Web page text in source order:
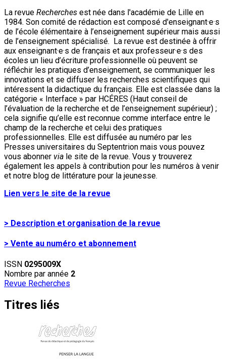
La revue Recherches est née dans l'académie de Lille en
1984. Son comité de rédaction est composé d'enseignant·e·s
de l’école élémentaire à l’enseignement supérieur mais aussi
de l’enseignement spécialisé. La revue est destinée à offrir
aux enseignant·e·s de français et aux professeur·e·s des
écoles un lieu d’écriture professionnelle où peuvent se
réfléchir les pratiques d’enseignement, se communiquer les
innovations et se diffuser les recherches scientifiques qui
intéressent la didactique du français. Elle est classée dans la
catégorie « Interface » par HCÉRES (Haut conseil de
l’évaluation de la recherche et de l’enseignement supérieur) ;
cela signifie qu’elle est reconnue comme interface entre le
champ de la recherche et celui des pratiques
professionnelles. Elle est diffusée au numéro par les
Presses universitaires du Septentrion mais vous pouvez
vous abonner via le site de la revue. Vous y trouverez
également les appels à contribution pour les numéros à venir
et notre blog de littérature pour la jeunesse.
Lien vers le site de la revue
> Description et organisation de la revue
> Vente au numéro et abonnement
ISSN 0295009X
Nombre par année 2
Revue Recherches
Titres liés